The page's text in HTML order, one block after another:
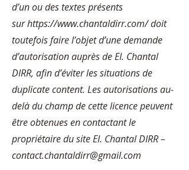
d’un ou des textes présents
surhttps://www.chantaldirr.com/doit
toutefois faire l’objet d’une demande
d’autorisation auprès de EI. Chantal
DIRR, afin d’éviter les situations de
duplicate content. Les autorisations au-
delà du champ de cette licence peuvent
être obtenues en contactant le
propriétaire du site EI. Chantal DIRR –
contact.chantaldirr@gmail.com